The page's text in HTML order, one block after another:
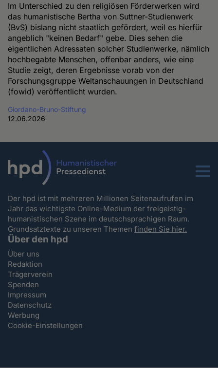
Im Unterschied zu den religiösen Förderwerken wird
das humanistische Bertha von Suttner-Studienwerk
(BvS) bislang nicht staatlich gefördert, weil es hierfür
angeblich "keinen Bedarf" gebe. Dies sehen die
eigentlichen Adressaten solcher Studienwerke, nämlich
hochbegabte Menschen, offenbar anders, wie eine
Studie zeigt, deren Ergebnisse vorab von der
Forschungsgruppe Weltanschauungen in Deutschland
(fowid) veröffentlicht wurden.
Giordano-Bruno-Stiftung
12.06.2026
Menu
Der hpd ist mit mehreren Millionen Seitenaufrufen im
Jahr das wichtigste Online-Medium der freigeistig-
humanistischen Szene im deutschsprachigen Raum.
Grundsatztexte zu unseren Themenfinden Sie hier.
Über den hpd
Über uns
Redaktion
Trägerverein
Spenden
Impressum
Datenschutz
Werbung
Cookie-Einstellungen